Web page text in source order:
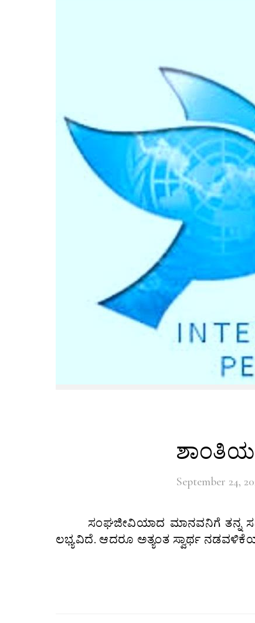
September 24,
ಸಂಘಜೀವಿಯಾದ ಮಾನವನಿಗೆ ತನ್ನ ಸಮಾಜದಲ್ಲಿ ಬದುಕಲು ಬೇಕಾದುದೆಲ್ಲವೂ ಈ ಪ್ರಕೃತಿಯಲ್ಲಿ ಧಾರಾಳವಾಗಿ
ಲಭ್ಯವಿದೆ. ಆದರೂ ಅತ್ಯಂತ ಸ್ವಾರ್ಥ